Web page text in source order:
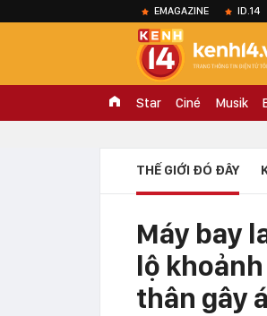
EMAGAZINE ID.14
Star Ciné Musik
THẾ GIỚI ĐÓ ĐÂY
Máy bay
lộ
thân gây